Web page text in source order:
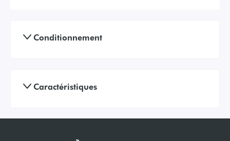
Conditionnement
Caractéristiques